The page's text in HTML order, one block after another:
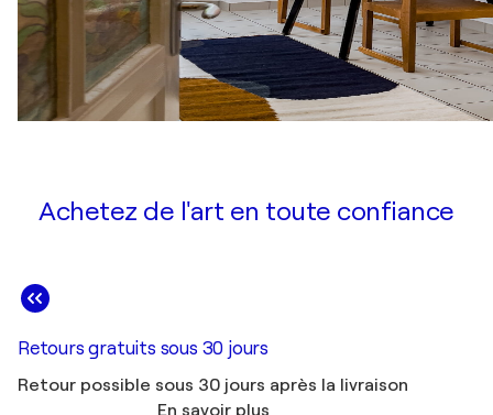
Achetez de l'art en toute confiance
Retours gratuits sous 30 jours
Retour possible sous 30 jours après la livraison